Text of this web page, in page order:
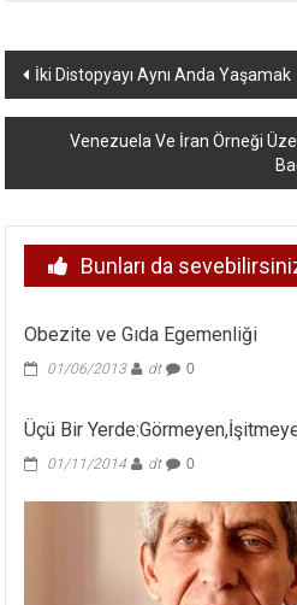
Yazı
dolaşımı
İki Distopyayı Aynı Anda Yaşamak
Venezuela Ve İran Örneği
Bunları da
Obezite ve Gıda Egemenliği
01/06/2013 dt 0
Üçü Bir
01/11/2014 dt 0